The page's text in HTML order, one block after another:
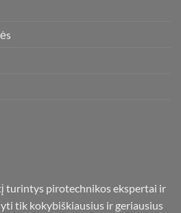
turintys pirotechnikos ekspertai ir
tik kokybiškiausius ir geriausius